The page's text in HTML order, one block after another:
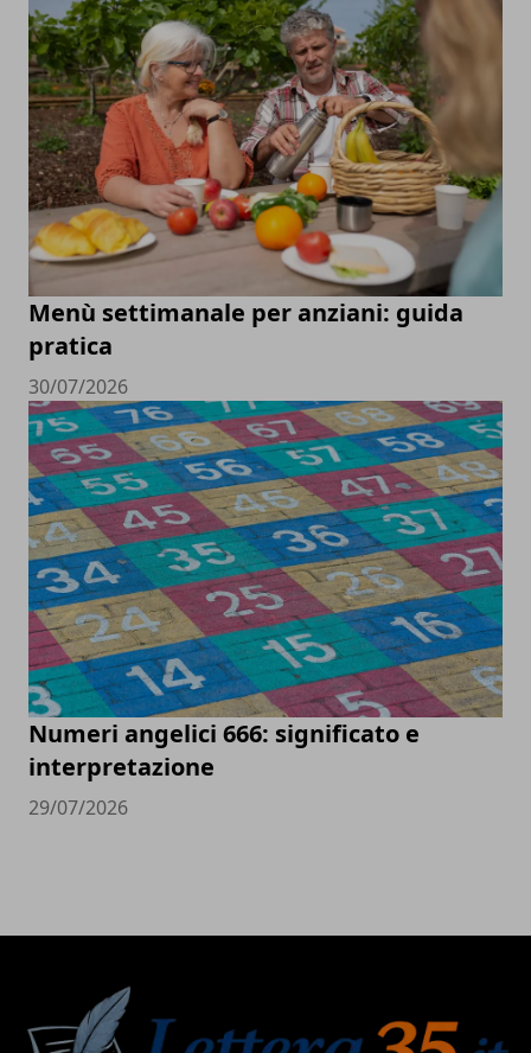
Menù settimanale per anziani: guida
pratica
30/07/2026
Numeri angelici 666: significato e
interpretazione
29/07/2026